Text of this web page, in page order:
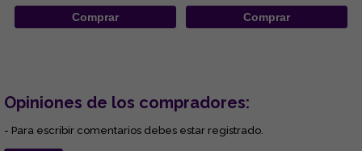
Comprar Comprar
Opiniones de los compradores:
- Para escribir comentarios debes estar registrado.